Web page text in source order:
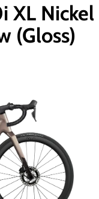
XL Nickel
(Gloss)